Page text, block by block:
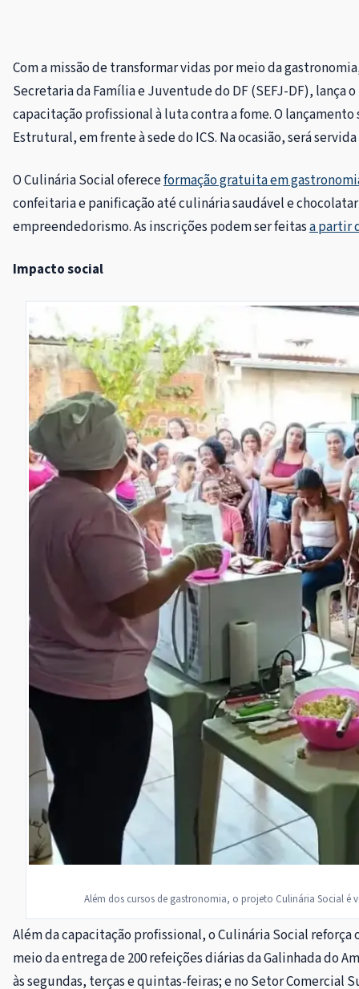
Com a missão de transformar vidas por meio da
Secretaria da Família e Juventude do DF (SEFJ-DF),
capacitação profissional à luta contra a fome. O lançamento
Estrutural, em frente à sede do ICS. Na ocasião, será
O Culinária Social ofereceformação gratuita em
confeitaria e panificação até culinária saudável e
empreendedorismo. As inscrições podem ser feitasa partir
Impacto social
Além dos cursos de gastronomia, o projeto Culinária Social é
Além da capacitação profissional, o Culinária Social
meio da entrega de 200 refeições diárias da Galinhada do
às segundas, terças e quintas-feiras; e no Setor Comercial